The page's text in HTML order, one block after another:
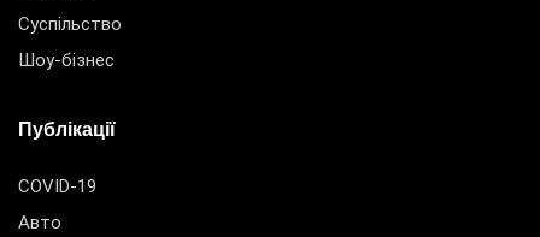
Суспільство
Шоу-бізнес
Публікації
COVID-19
Авто